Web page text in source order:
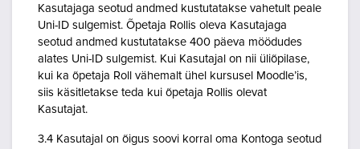
Kasutajaga seotud andmed kustutatakse vahetult peale
Uni-ID sulgemist. Õpetaja Rollis oleva Kasutajaga
seotud andmed kustutatakse 400 päeva möödudes
alates Uni-ID sulgemist. Kui Kasutajal on nii üliõpilase,
kui ka õpetaja Roll vähemalt ühel kursusel Moodle’is,
siis käsitletakse teda kui õpetaja Rollis olevat
Kasutajat.
3.4 Kasutajal on õigus soovi korral oma Kontoga seotud